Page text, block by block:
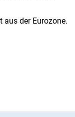
aus der Eurozone.